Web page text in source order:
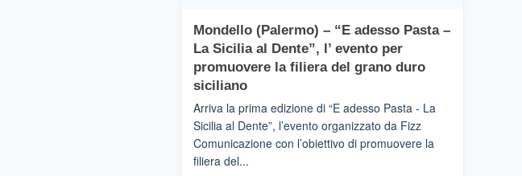
messaggi
di
CASTIGLIONE
DI
SICILIA
(Ct)
Il
Borgo
del
Mondello (Palermo) – “E adesso Pasta –
La Sicilia al Dente”, l’ evento per
promuovere la filiera del grano duro
siciliano
Arriva la prima edizione di “E adesso Pasta - La
Sicilia al Dente”, l’evento organizzato da Fizz
Comunicazione con l’obiettivo di promuovere la
filiera del...